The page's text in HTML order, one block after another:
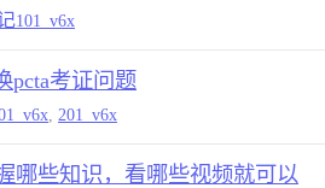
101_v6x
pcta考证问题
201_v6x
哪些知识，看哪些视频就可以